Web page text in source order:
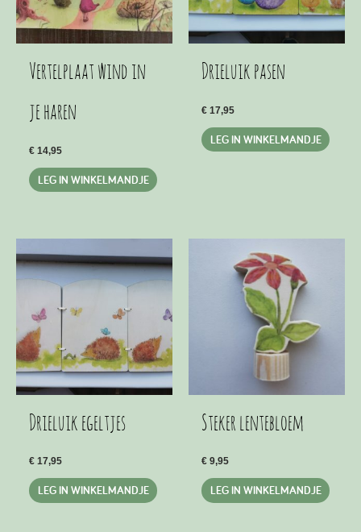
op
de
Vertelplaat wind in
je haren
€ 14,95
LEG IN WINKELMANDJE
Drieluik pasen
€ 17,95
LEG IN WINKELMANDJE
Drieluik egeltjes
€ 17,95
LEG IN WINKELMANDJE
Steker lentebloem
€ 9,95
LEG IN WINKELMANDJE